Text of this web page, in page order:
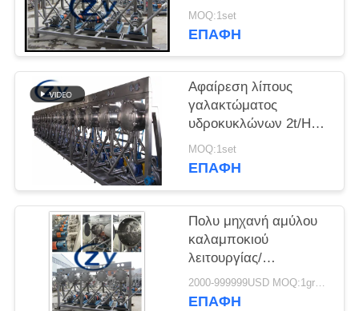
κυκλώνων MC450
22Be
MOQ:1set
ΕΠΑΦΉ
Αφαίρεση λίπους
γαλακτώματος
υδροκυκλώνων 2t/H
30kw αμύλου
καθαρισμού
MOQ:1set
ΕΠΑΦΉ
Πολυ μηχανή αμύλου
καλαμποκιού
λειτουργίας/
ανοξείδωτο
υδροκυκλώνων
2000-999999USD MOQ:1group
ΕΠΑΦΉ